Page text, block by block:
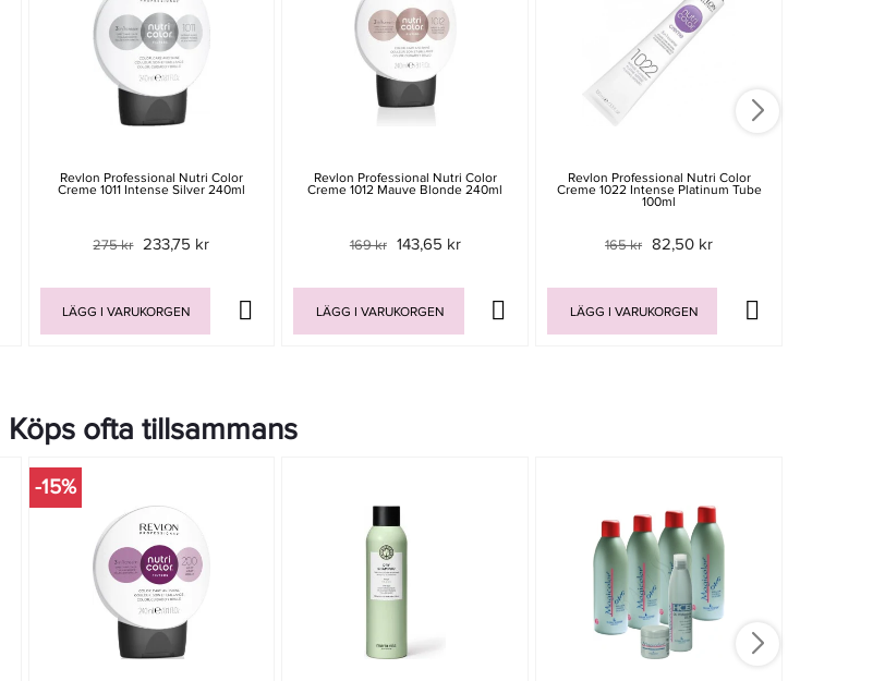
Revlon Professional Nutri Color
Creme 1011 Intense Silver 240ml
275 kr 233,75 kr
LÄGG I VARUKORGEN
Revlon Professional Nutri Color
Creme 1012 Mauve Blonde 240ml
169 kr 143,65 kr
LÄGG I VARUKORGEN
Revlon Professional Nutri Color
Creme 1022 Intense Platinum Tube
100ml
165 kr 82,50 kr
LÄGG I VARUKORGEN
Köps ofta tillsammans
-15%